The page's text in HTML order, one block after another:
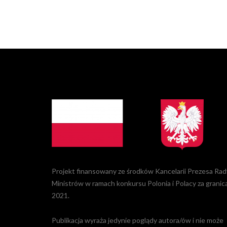
Projekt finansowany ze środków Kancelarii Prezesa
Ministrów w ramach konkursu Polonia i Polacy za
2021.
Publikacja wyraża jedynie poglądy autora/ów i nie może